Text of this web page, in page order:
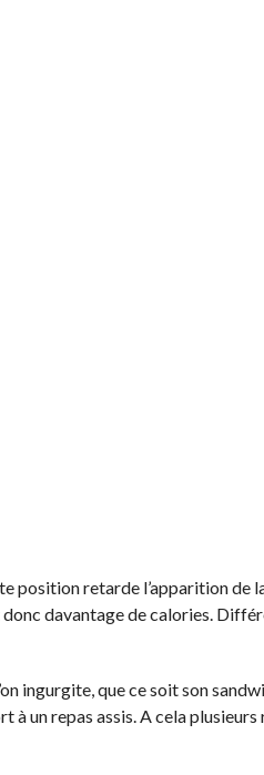
retarde l’apparition de
davantage de calories.
ingurgite, que ce soit son
à un repas assis. A cela plusieurs